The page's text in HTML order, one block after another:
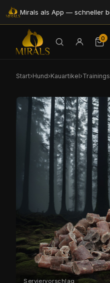
Mirals als App — schneller
0
Start›Hund›Kauartikel›